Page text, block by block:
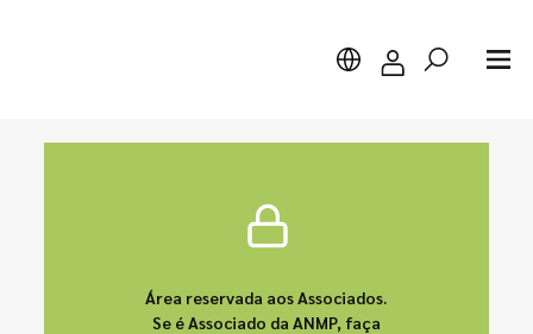
Área reservada aos Associados.
Se é Associado da ANMP, faça